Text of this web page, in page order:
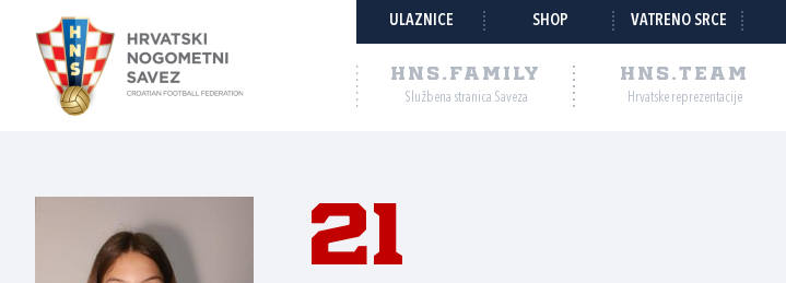
ULAZNICE SHOP VATRENO SRCE
HNS.FAMILY
Službena stranica Saveza
HNS.TEAM
Hrvatske reprezentacije
21